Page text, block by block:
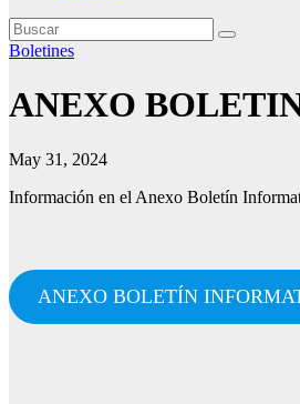
Boletines
ANEXO BOLETIN
May 31, 2024
Información en el Anexo Boletín
ANEXO BOLETÍN